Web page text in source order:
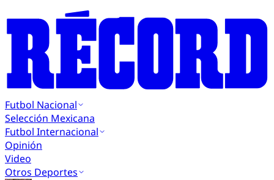
Futbol Nacional
Selección Mexicana
Futbol Internacional
Opinión
Video
Otros Deportes